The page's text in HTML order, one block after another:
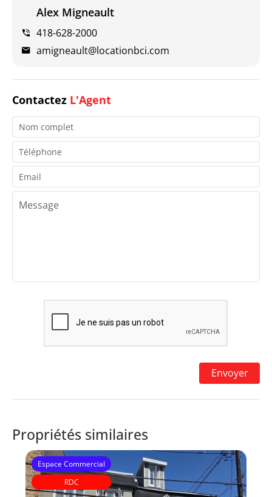
Alex Migneault
418-628-2000
amigneault@locationbci.com
Contactez L'Agent
Propriétés similaires
Espace Commercial
RDC